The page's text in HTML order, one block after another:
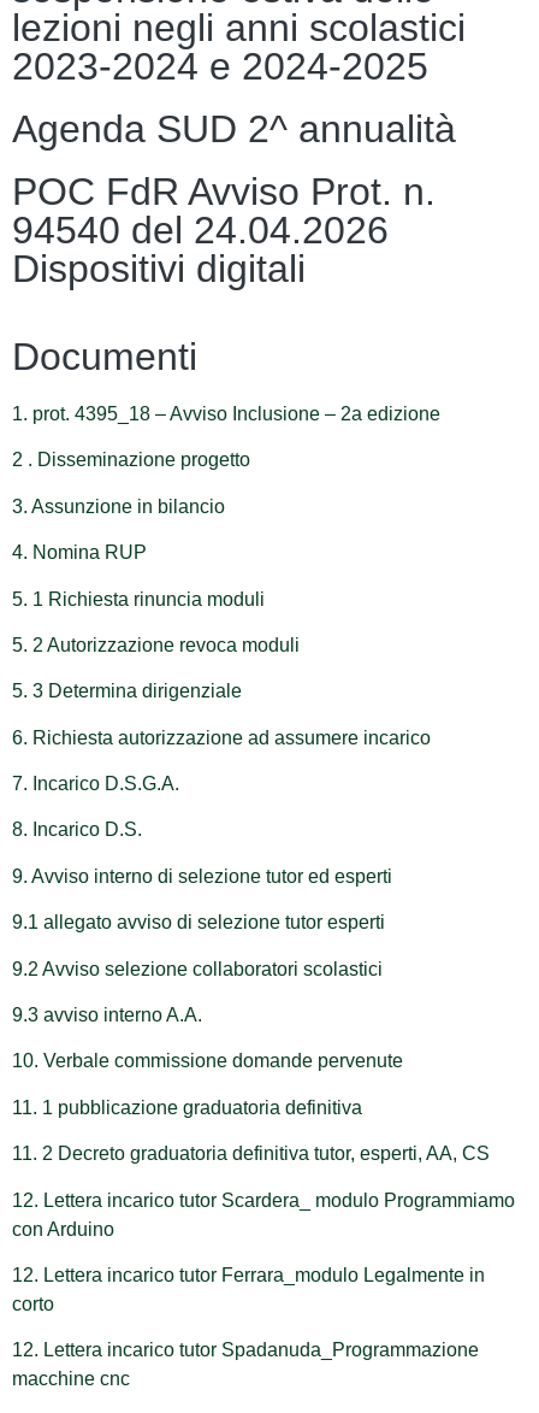
lezioni negli anni scolastici
2023-2024 e 2024-2025
Agenda SUD 2^ annualità
POC FdR Avviso Prot. n.
94540 del 24.04.2026
Dispositivi digitali
Documenti
1. prot. 4395_18 – Avviso Inclusione – 2a edizione
2 . Disseminazione progetto
3. Assunzione in bilancio
4. Nomina RUP
5. 1 Richiesta rinuncia moduli
5. 2 Autorizzazione revoca moduli
5. 3 Determina dirigenziale
6. Richiesta autorizzazione ad assumere incarico
7. Incarico D.S.G.A.
8. Incarico D.S.
9. Avviso interno di selezione tutor ed esperti
9.1 allegato avviso di selezione tutor esperti
9.2 Avviso selezione collaboratori scolastici
9.3 avviso interno A.A.
10. Verbale commissione domande pervenute
11. 1 pubblicazione graduatoria definitiva
11. 2 Decreto graduatoria definitiva tutor, esperti, AA, CS
12. Lettera incarico tutor Scardera_ modulo Programmiamo
con Arduino
12. Lettera incarico tutor Ferrara_modulo Legalmente in
corto
12. Lettera incarico tutor Spadanuda_Programmazione
macchine cnc